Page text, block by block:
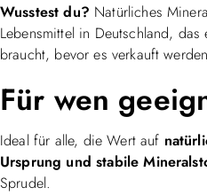
Wusstest du? Natürliches
Lebensmittel in Deutschland,
braucht, bevor es verkauft
Für wen
Ideal für alle, die Wert auf
Ursprung und stabile
Sprudel.